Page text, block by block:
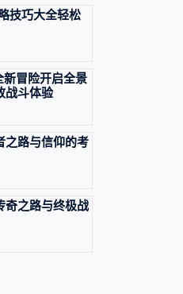
技巧大全轻松
新冒险开启全景
战斗体验
之路与信仰的考
奇之路与终极战